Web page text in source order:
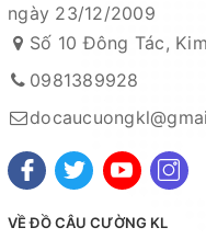
Xem bản đồ chỉ dẫn
1. Ngân hàng Kỹ
Hoa Thám - Hà Nội
ngày 23/12/2009
Số 10 Đông Tác,
0981389928
VỀ ĐỒ CÂU CƯỜNG KL